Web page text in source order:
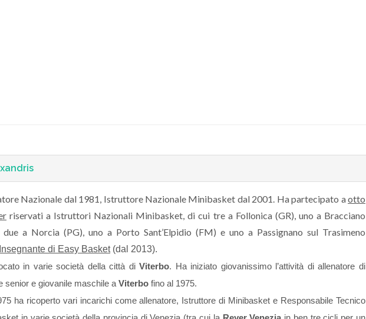
Nazionale dal 1981, Istruttore Nazionale Minibasket dal 2001. Ha partecipato aotto
riservati a Istruttori Nazionali Minibasket, di cui tre a Follonica (GR), uno a Bracciano
due a Norcia (PG), uno a Porto Sant’Elpidio (FM) e uno a Passignano sul Trasimeno
Insegnante di Easy Basket(dal 2013).
in varie società della città diViterbo. Ha iniziato giovanissimo l’attività di allenatore di
senior e giovanile maschile aViterbofino al 1975.
ha ricoperto vari incarichi come allenatore, Istruttore di Minibasket e Responsabile Tecnico